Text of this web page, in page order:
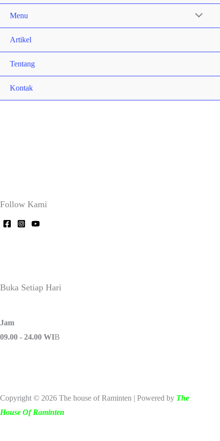
Menu
Artikel
Tentang
Kontak
Follow Kami
Buka Setiap Hari
Jam
09.00 - 24.00 WIB
Copyright © 2026 The house of Raminten | Powered by The
House Of Raminten